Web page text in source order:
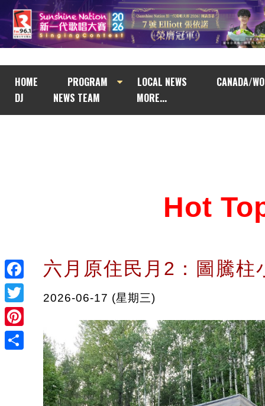
HOME PROGRAM LOCAL NEWS
CANADA/
DJ
NEWS TEAM MORE...
Facebook
Twitter
Pinterest
Hot
六月原住民月2：圖騰柱
2026-06-17 (星期三)